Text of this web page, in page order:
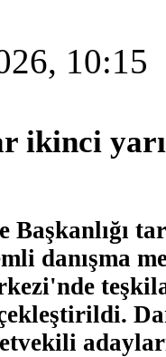
10:15
danışma